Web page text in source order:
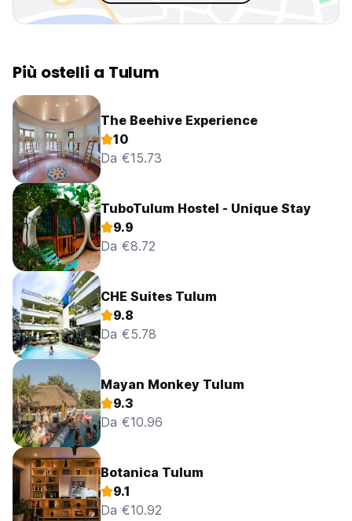
Più ostelli a Tulum
The Beehive Experience
10
Da €15.73
TuboTulum Hostel - Unique Stay
9.9
Da €8.72
CHE Suites Tulum
9.8
Da €5.78
Mayan Monkey Tulum
9.3
Da €10.96
Botanica Tulum
9.1
Da €10.92